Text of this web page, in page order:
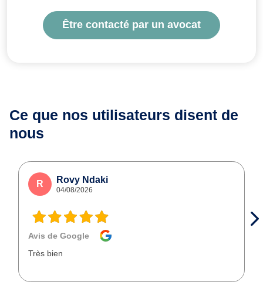
Être contacté par un avocat
Ce que nos utilisateurs disent de
nous
R Rovy Ndaki
04/08/2026
Avis de Google
Très bien